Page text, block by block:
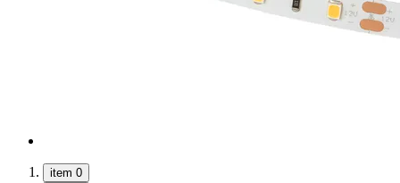
item 0